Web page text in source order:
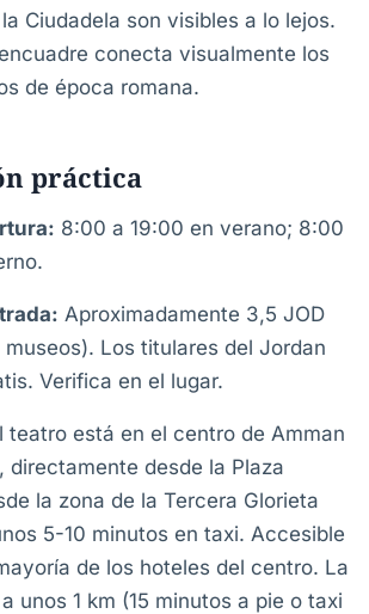
Ciudadela son visibles a lo lejos.
conecta visualmente los
de época romana.
práctica
8:00 a 19:00 en verano; 8:00
Aproximadamente 3,5 JOD
Los titulares del Jordan
Verifica en el lugar.
teatro está en el centro de Amman
directamente desde la Plaza
la zona de la Tercera Glorieta
5-10 minutos en taxi. Accesible
de los hoteles del centro. La
unos 1 km (15 minutos a pie o taxi